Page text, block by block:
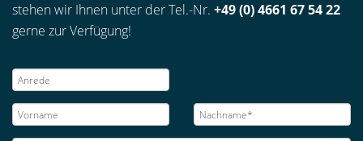
stehen wir Ihnen unter der Tel.-Nr. +49 (0) 4661 67 54 22
gerne zur Verfügung!